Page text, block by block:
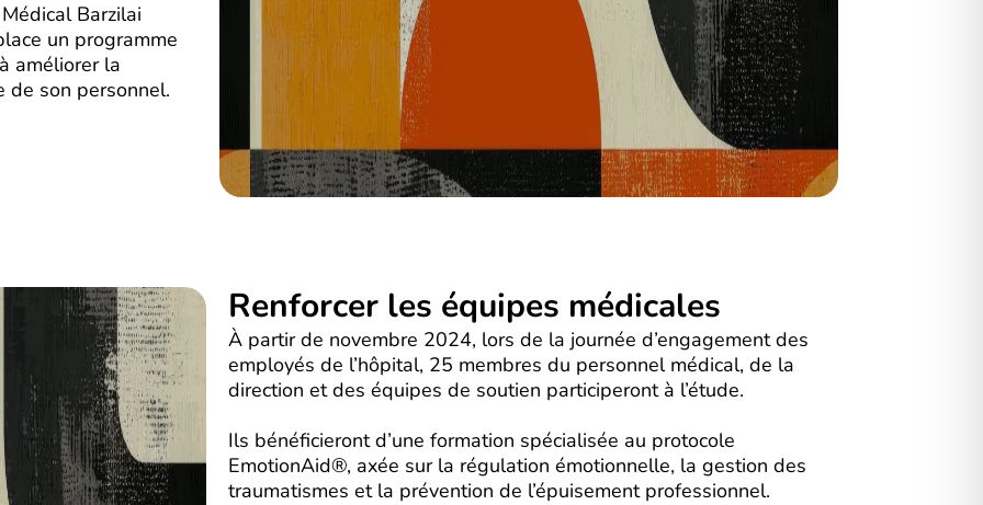
Barzilai
un programme
améliorer la
de son personnel.
Renforcer les équipes médicales
À partir de novembre 2024, lors de la journée d’engagement des
employés de l’hôpital, 25 membres du personnel médical, de la
direction et des équipes de soutien participeront à l’étude.
Ils bénéficieront d’une formation spécialisée au protocole
EmotionAid®, axée sur la régulation émotionnelle, la gestion des
traumatismes et la prévention de l’épuisement professionnel.